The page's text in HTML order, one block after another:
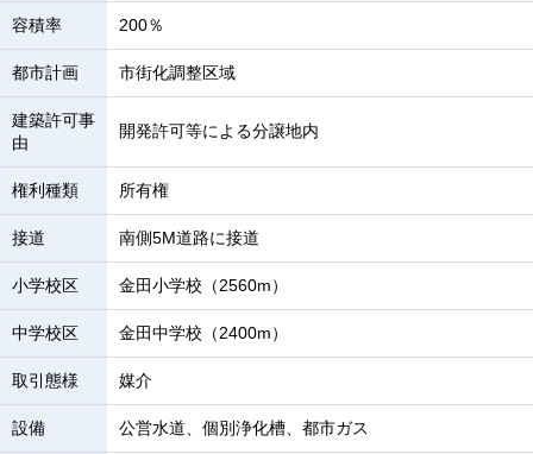
容積率 200％
都市計画 市街化調整区域
建築許可事
由
開発許可等による分譲地内
権利種類 所有権
接道 南側5M道路に接道
小学校区 金田小学校（2560m）
中学校区 金田中学校（2400m）
取引態様 媒介
設備 公営水道、個別浄化槽、都市ガス